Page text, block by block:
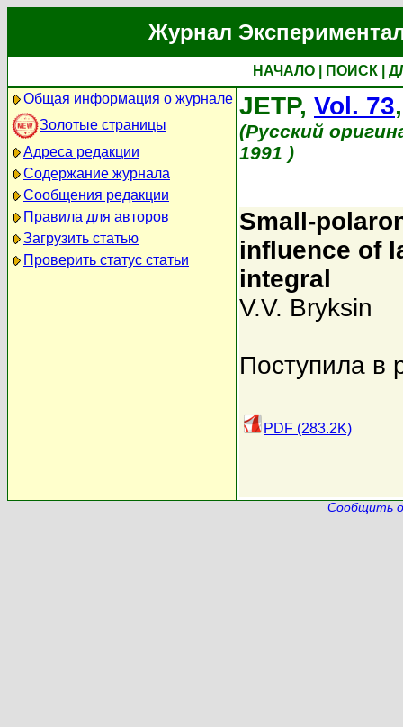
Журнал
НАЧАЛО ПОИСК
Общая информация о журнале
Золотые страницы
Адреса редакции
Содержание журнала
Сообщения редакции
Правила для авторов
Загрузить статью
Проверить статус статьи
JETP, Vol. 73
(Русский
1991 )
Small-
influence of
integral
V.V. Bryksin
Поступила в
PDF (283.2K)
Сообщить о